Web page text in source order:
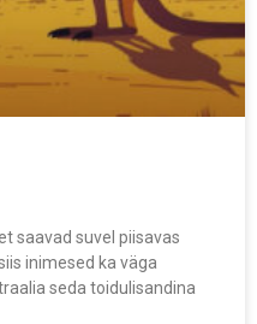
saavad suvel piisavas
inimesed ka väga
seda toidulisandina